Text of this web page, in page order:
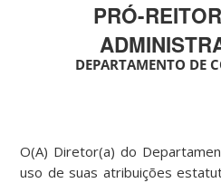
PRÓ-
DEPARTAMENTO DE
O(A) Diretor(a) do
uso de suas atribuições